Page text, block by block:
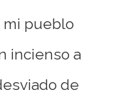
mi pueblo
incienso a
de